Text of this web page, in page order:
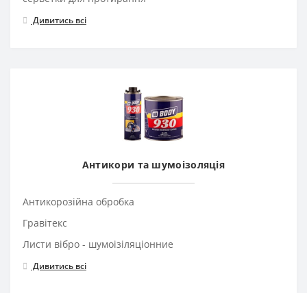
Дивитись всі
Антикори та шумоізоляція
Антикорозійна обробка
Гравітекс
Листи вібро - шумоізіляціонние
Дивитись всі